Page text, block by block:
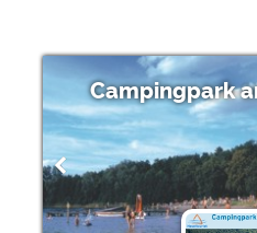
Campingpark